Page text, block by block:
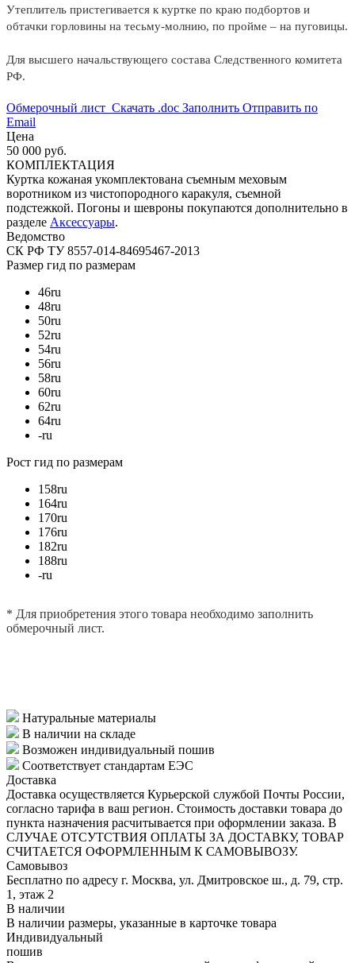
Утеплитель пристегивается к куртке по краю подбортов и
обтачки горловины на тесьму-молнию, по пройме – на пуговицы.
Для высшего начальствующего состава Следственного комитета
РФ.
Обмерочный лист Скачать .doc Заполнить Отправить по
Email
Цена
50 000 руб.
КОМПЛЕКТАЦИЯ
Куртка кожаная укомплектована съемным меховым
воротником из чистопородного каракуля, съемной
подстежкой. Погоны и шевроны покупаются дополнительно в
разделе Аксессуары.
Ведомство
СК РФ ТУ 8557-014-84695467-2013
Размер гид по размерам
46ru
48ru
50ru
52ru
54ru
56ru
58ru
60ru
62ru
64ru
-ru
Рост гид по размерам
158ru
164ru
170ru
176ru
182ru
188ru
-ru
* Для приобретения этого товара необходимо заполнить
обмерочный лист.
Натуральные материалы
В наличии на складе
Возможен индивидуальный пошив
Соответствует стандартам ЕЭС
Доставка
Доставка осуществляется Курьерской службой Почты России,
согласно тарифа в ваш регион. Стоимость доставки товара до
пункта назначения расчитывается при оформлении заказа. В
СЛУЧАЕ ОТСУТСТВИЯ ОПЛАТЫ ЗА ДОСТАВКУ, ТОВАР
СЧИТАЕТСЯ ОФОРМЛЕННЫМ К САМОВЫВОЗУ.
Самовывоз
Бесплатно по адресу г. Москва, ул. Дмитровское ш., д. 79, стр.
1, этаж 2
В наличии
В наличии размеры, указанные в карточке товара
Индивидуальный
пошив